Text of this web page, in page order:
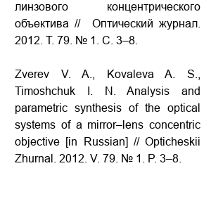
линзового концентрического
объектива // Оптический журнал.
2012. Т. 79. № 1. С. 3–8.
Zverev V. A., Kovaleva A. S.,
Timoshchuk I. N.Analysis and
parametric synthesis of the optical
systems of a mirror–lens concentric
objective [in Russian] // Opticheskii
Zhurnal. 2012. V. 79. № 1. P. 3–8.